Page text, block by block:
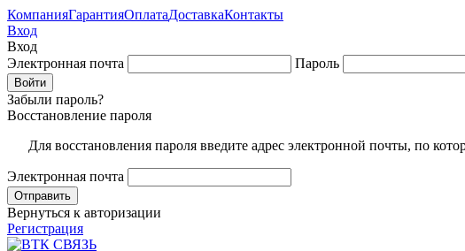
КомпанияГарантияОплатаДоставкаКонтакты
Вход
Вход
Электронная почта
Пароль
Забыли пароль?
Восстановление пароля
Для восстановления пароля введите адрес электронной почты, по
Электронная почта
Вернуться к авторизации
Регистрация